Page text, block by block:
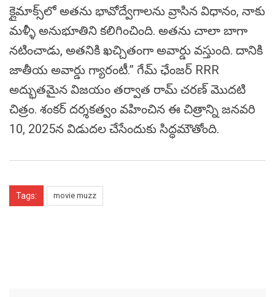
క్లైమాక్స్‌లో అతను భావోద్వేగాలను వ్రాసిన విధానం, నాకు
మళ్ళీ అనుభూతిని కలిగించింది. అతను చాలా బాగా
నటించాడు, అతనికి ఖచ్చితంగా అవార్డు వస్తుంది. దానికి
జాతీయ అవార్డు గ్యారంటీ.” గేమ్ ఛేంజర్ RRR
అద్భుతమైన విజయం తర్వాత రామ్ చరణ్ మొదటి
చిత్రం. శంకర్ దర్శకత్వం వహించిన ఈ చిత్రాన్ని జనవరి
10, 2025న విడుదల చేసేందుకు సిద్ధమౌతోంది.
Tags: movie muzz